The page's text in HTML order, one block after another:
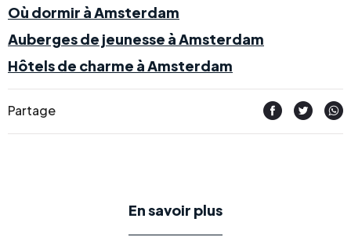
Où dormir à Amsterdam
Auberges de jeunesse à Amsterdam
Hôtels de charme à Amsterdam
Partage
En savoir plus